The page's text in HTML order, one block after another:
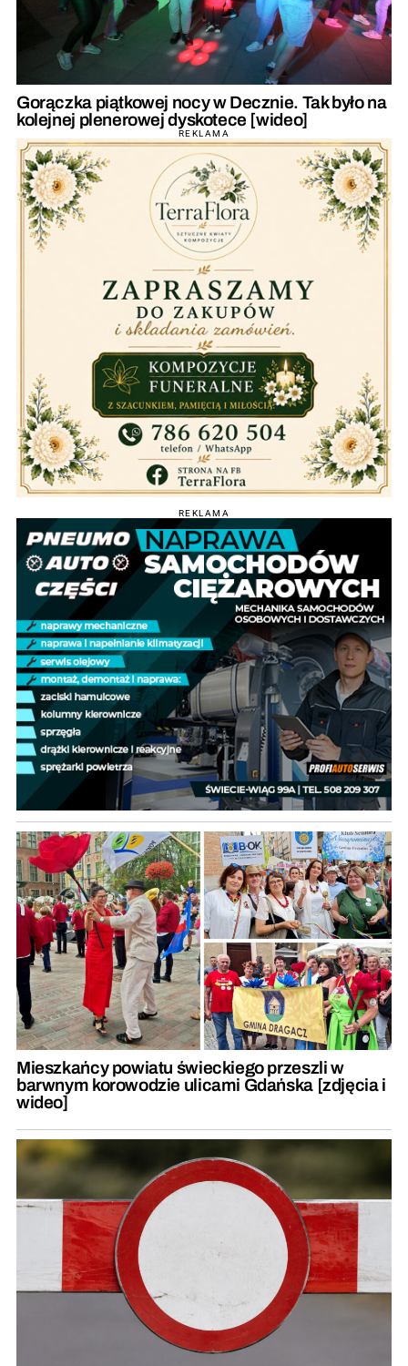
Gorączka piątkowej nocy w Decznie. Tak było na
kolejnej plenerowej dyskotece [wideo]
REKLAMA
REKLAMA
Mieszkańcy powiatu świeckiego przeszli w
barwnym korowodzie ulicami Gdańska [zdjęcia i
wideo]